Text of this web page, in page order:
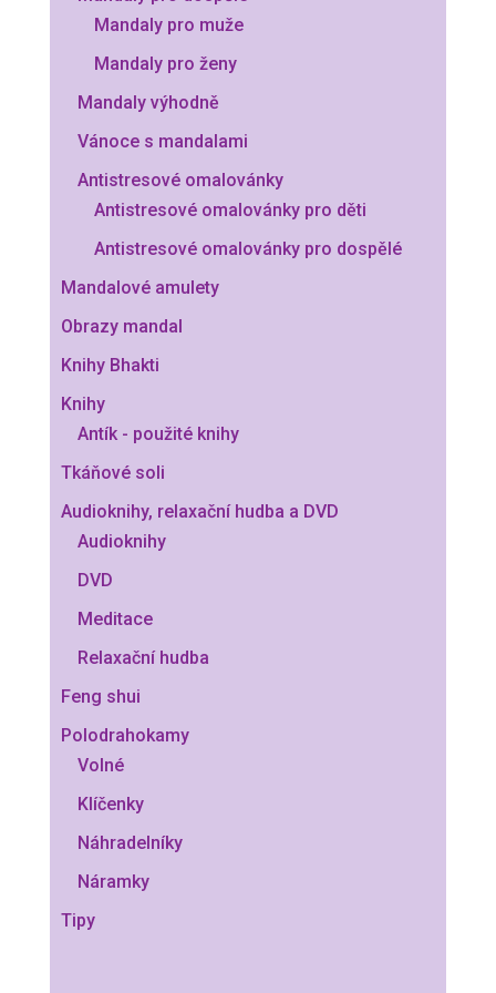
Mandaly pro muže
Mandaly pro ženy
Mandaly výhodně
Vánoce s mandalami
Antistresové omalovánky
Antistresové omalovánky pro děti
Antistresové omalovánky pro dospělé
Mandalové amulety
Obrazy mandal
Knihy Bhakti
Knihy
Antík - použité knihy
Tkáňové soli
Audioknihy, relaxační hudba a DVD
Audioknihy
DVD
Meditace
Relaxační hudba
Feng shui
Polodrahokamy
Volné
Klíčenky
Náhradelníky
Náramky
Tipy